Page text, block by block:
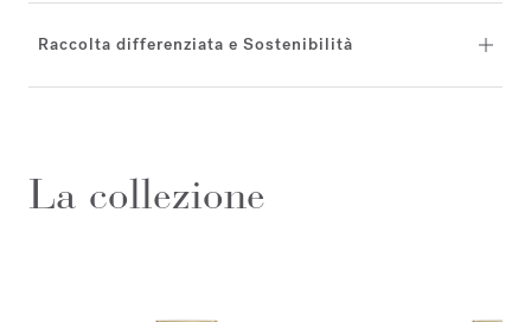
Raccolta differenziata e Sostenibilità
La collezione